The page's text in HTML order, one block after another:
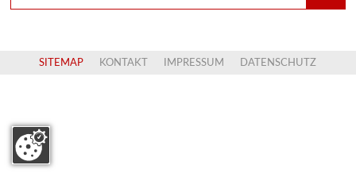
SITEMAP KONTAKT IMPRESSUM DATENSCHUTZ